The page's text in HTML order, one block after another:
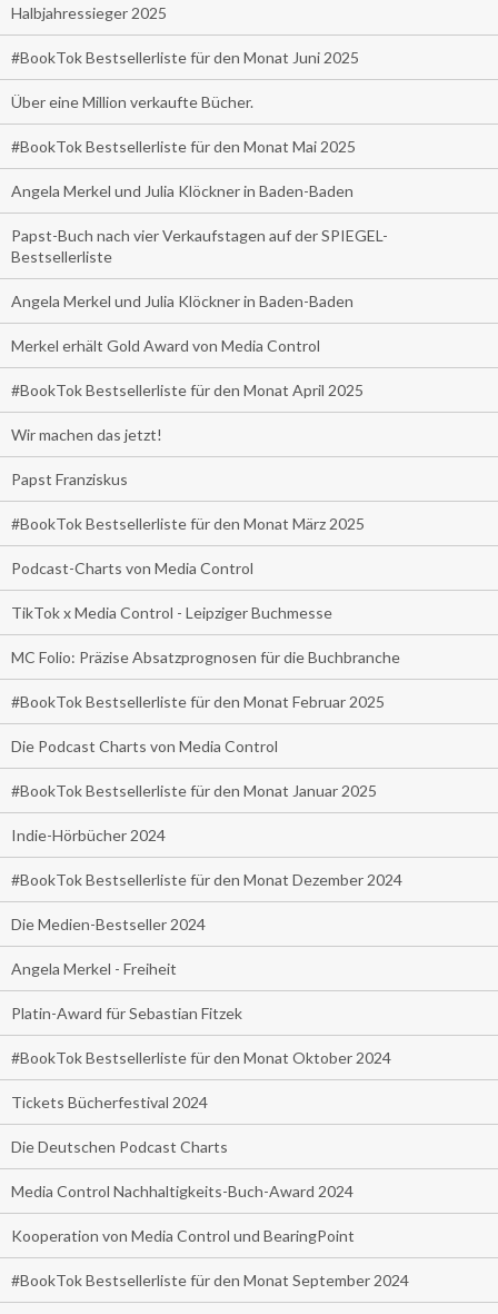
Halbjahressieger 2025
#BookTok Bestsellerliste für den Monat Juni 2025
Über eine Million verkaufte Bücher.
#BookTok Bestsellerliste für den Monat Mai 2025
Angela Merkel und Julia Klöckner in Baden-Baden
Papst-Buch nach vier Verkaufstagen auf der SPIEGEL-
Bestsellerliste
Angela Merkel und Julia Klöckner in Baden-Baden
Merkel erhält Gold Award von Media Control
#BookTok Bestsellerliste für den Monat April 2025
Wir machen das jetzt!
Papst Franziskus
#BookTok Bestsellerliste für den Monat März 2025
Podcast-Charts von Media Control
TikTok x Media Control - Leipziger Buchmesse
MC Folio: Präzise Absatzprognosen für die Buchbranche
#BookTok Bestsellerliste für den Monat Februar 2025
Die Podcast Charts von Media Control
#BookTok Bestsellerliste für den Monat Januar 2025
Indie-Hörbücher 2024
#BookTok Bestsellerliste für den Monat Dezember 2024
Die Medien-Bestseller 2024
Angela Merkel - Freiheit
Platin-Award für Sebastian Fitzek
#BookTok Bestsellerliste für den Monat Oktober 2024
Tickets Bücherfestival 2024
Die Deutschen Podcast Charts
Media Control Nachhaltigkeits-Buch-Award 2024
Kooperation von Media Control und BearingPoint
#BookTok Bestsellerliste für den Monat September 2024